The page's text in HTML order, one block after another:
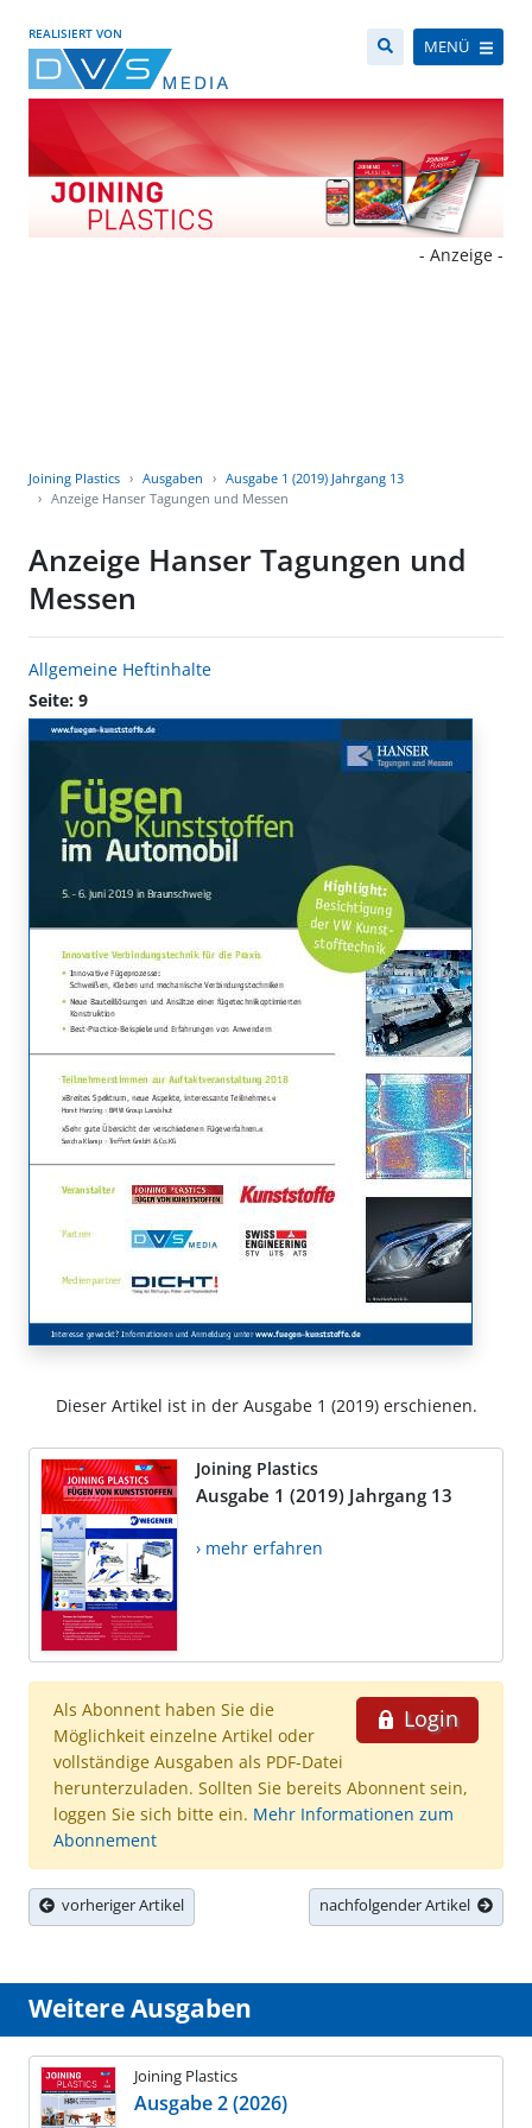
REALISIERT VON
MENÜ
- Anzeige -
Joining Plastics Ausgaben
Ausgabe 1 (2019) Jahrgang 13
Anzeige Hanser Tagungen und Messen
Anzeige Hanser Tagungen und
Messen
Allgemeine Heftinhalte
Seite: 9
Dieser Artikel ist in der Ausgabe 1 (2019) erschienen.
Joining Plastics
Ausgabe 1 (2019) Jahrgang 13
› mehr erfahren
Login
Als Abonnent haben Sie die
Möglichkeit einzelne Artikel oder
vollständige Ausgaben als PDF-Datei
herunterzuladen. Sollten Sie bereits Abonnent sein,
loggen Sie sich bitte ein. Mehr Informationen zum
Abonnement
vorheriger Artikel nachfolgender Artikel
Weitere Ausgaben
Joining Plastics
Ausgabe 2 (2026)